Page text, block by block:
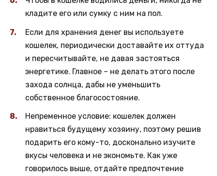
кладите его или сумку с ним на пол.
Если для хранения денег вы используете
кошелек, периодически доставайте их оттуда
и пересчитывайте, не давая застояться
энергетике. Главное – не делать этого после
захода солнца, дабы не уменьшить
собственное благосостояние.
Непременное условие: кошелек должен
нравиться будущему хозяину, поэтому решив
подарить его кому-то, досконально изучите
вкусы человека и не экономьте. Как уже
говорилось выше, отдайте предпочтение